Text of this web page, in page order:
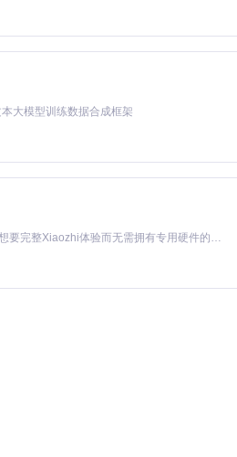
大模型训练数据合成框架
基于Python的Xiaozhi AI，适用于想要完整Xiaozhi体验而无需拥有专用硬件的用户。